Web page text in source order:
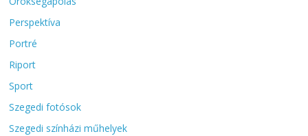
Perspektíva
Portré
Riport
Sport
Szegedi fotósok
Szegedi színházi műhelyek